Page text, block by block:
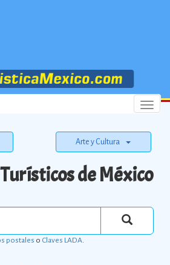
Menu
Arte y Cultura
de México
postales o Claves LADA.